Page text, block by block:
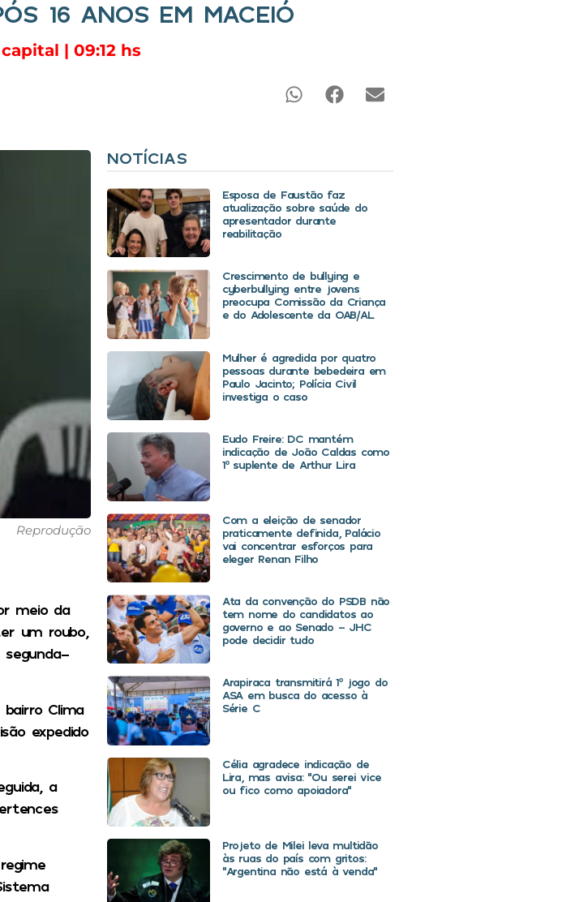
16 ANOS EM MACEIÓ
| 09:12 hs
Reprodução
meio da
um roubo,
segunda-
Clima
expedido
a
NOTÍCIAS
Esposa de Faustão faz
atualização sobre saúde do
apresentador durante
reabilitação
Crescimento de bullying e
cyberbullying entre jovens
preocupa Comissão da Criança
e do Adolescente da OAB/AL
Mulher é agredida por quatro
pessoas durante bebedeira em
Paulo Jacinto; Polícia Civil
investiga o caso
Eudo Freire: DC mantém
indicação de João Caldas como
1º suplente de Arthur Lira
Com a eleição de senador
praticamente definida, Palácio
vai concentrar esforços para
eleger Renan Filho
Ata da convenção do PSDB não
tem nome do candidatos ao
governo e ao Senado – JHC
pode decidir tudo
Arapiraca transmitirá 1º jogo do
ASA em busca do acesso à
Série C
Célia agradece indicação de
Lira, mas avisa: “Ou serei vice
ou fico como apoiadora”
Projeto de Milei leva multidão
às ruas do país com gritos:
“Argentina não está à venda”